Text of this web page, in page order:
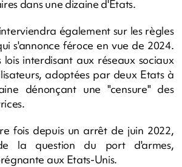
dans une dizaine d'Etats.
également sur les règles
s'annonce féroce en vue de 2024.
lois interdisant aux réseaux sociaux
adoptées par deux Etats à
dénonçant une "censure" des
fois depuis un arrêt de juin 2022,
la question du port d'armes,
aux Etats-Unis.